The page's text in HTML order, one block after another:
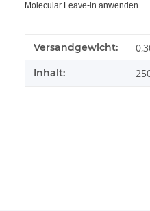
Molecular Leave-in anwenden.
Produkteigenschaft
Wert
Versandgewicht:
Inhalt: